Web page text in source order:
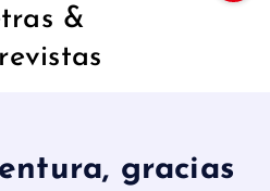
&
gracias